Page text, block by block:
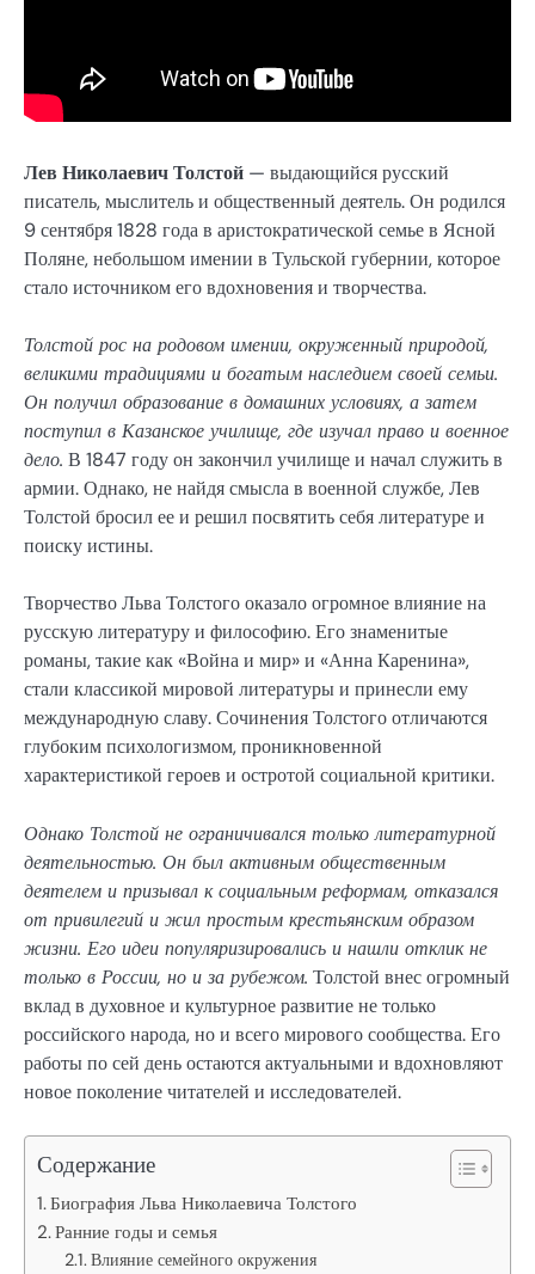
Лев Николаевич Толстой — выдающийся русский
писатель, мыслитель и общественный деятель. Он родился
9 сентября 1828 года в аристократической семье в Ясной
Поляне, небольшом имении в Тульской губернии, которое
стало источником его вдохновения и творчества.
Толстой рос на родовом имении, окруженный природой,
великими традициями и богатым наследием своей семьи.
Он получил образование в домашних условиях, а затем
поступил в Казанское училище, где изучал право и военное
дело. В 1847 году он закончил училище и начал служить в
армии. Однако, не найдя смысла в военной службе, Лев
Толстой бросил ее и решил посвятить себя литературе и
поиску истины.
Творчество Льва Толстого оказало огромное влияние на
русскую литературу и философию. Его знаменитые
романы, такие как «Война и мир» и «Анна Каренина»,
стали классикой мировой литературы и принесли ему
международную славу. Сочинения Толстого отличаются
глубоким психологизмом, проникновенной
характеристикой героев и остротой социальной критики.
Однако Толстой не ограничивался только литературной
деятельностью. Он был активным общественным
деятелем и призывал к социальным реформам, отказался
от привилегий и жил простым крестьянским образом
жизни. Его идеи популяризировались и нашли отклик не
только в России, но и за рубежом. Толстой внес огромный
вклад в духовное и культурное развитие не только
российского народа, но и всего мирового сообщества. Его
работы по сей день остаются актуальными и вдохновляют
новое поколение читателей и исследователей.
Содержание
Биография Льва Николаевича Толстого
Ранние годы и семья
Влияние семейного окружения